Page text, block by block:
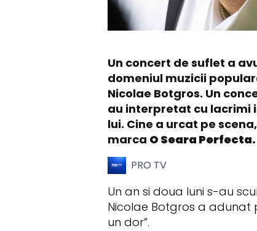
Un concert de suflet a
domeniul muzicii
Nicolae Botgros. Un
au interpretat cu lacrimi
lui. Cine a urcat pe
marca O Seara Perfecta.
PRO TV
Un an si doua luni s-au
Nicolae Botgros a adunat
un dor”.